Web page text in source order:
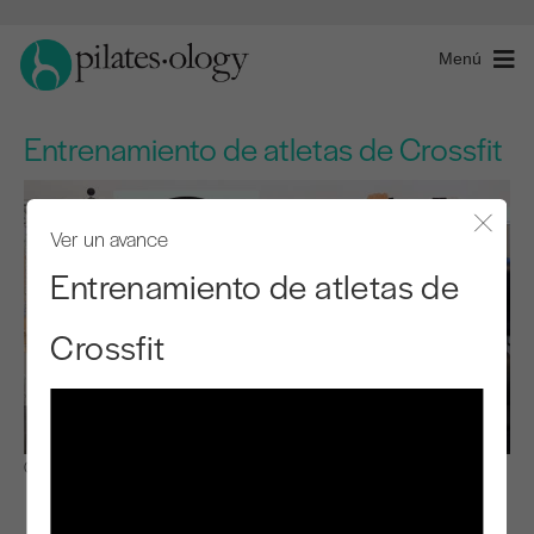
Menú
Entrenamiento de atletas de Crossfit
Ver un avance
Entrenamiento de atletas de
Crossfit
Observar y aprender